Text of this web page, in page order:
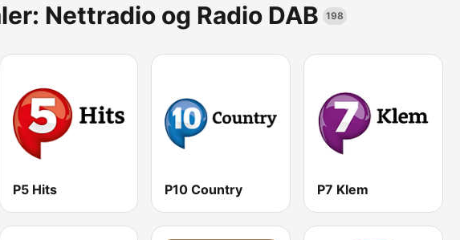
Nettradio og Radio DAB 198
P5 Hits P10 Country P7 Klem